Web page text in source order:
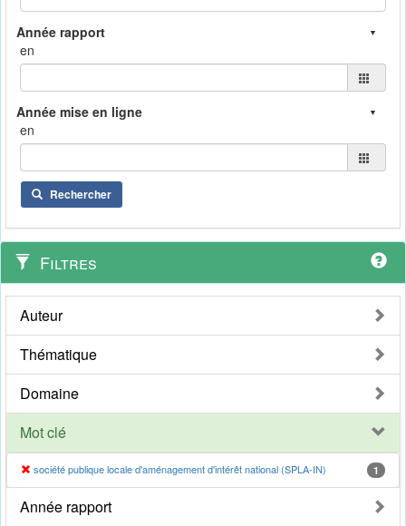
en
en
Rechercher
Filtres
Auteur
Thématique
Domaine
Mot clé
société publique locale d'aménagement d'intérêt national (SPLA-IN) 1
Année rapport